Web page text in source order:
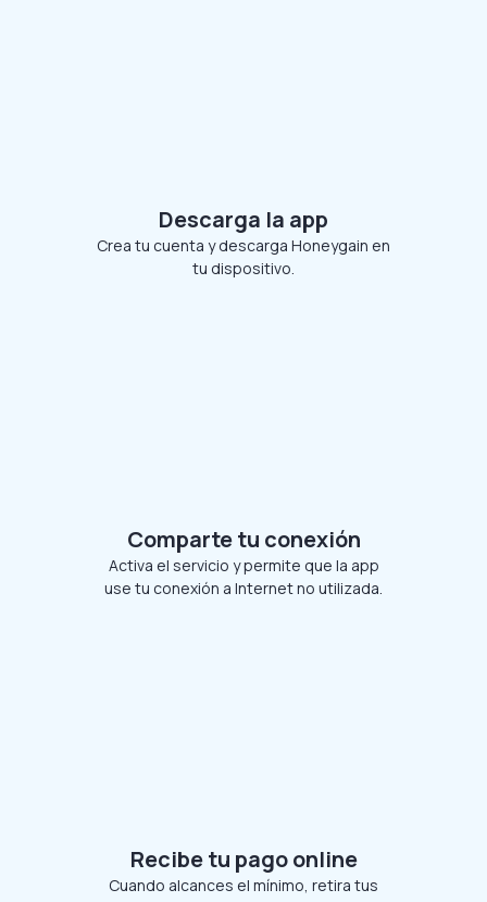
Descarga la app
Crea tu cuenta y descarga Honeygain en
tu dispositivo.
Comparte tu conexión
Activa el servicio y permite que la app
use tu conexión a Internet no utilizada.
Recibe tu pago online
Cuando alcances el mínimo, retira tus